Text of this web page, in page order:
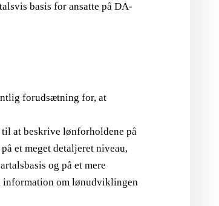
basis for ansatte på DA-
forudsætning for, at
at beskrive lønforholdene på
et meget detaljeret niveau,
og på et mere
information om lønudviklingen